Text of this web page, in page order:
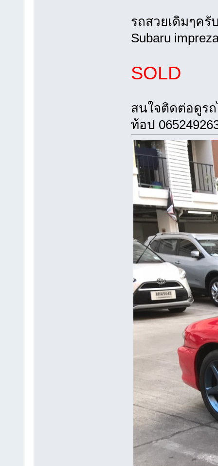
รถสวยเดิมๆครั
Subaru
SOLD
สนใจติดต่อดูรถ
ท้อป